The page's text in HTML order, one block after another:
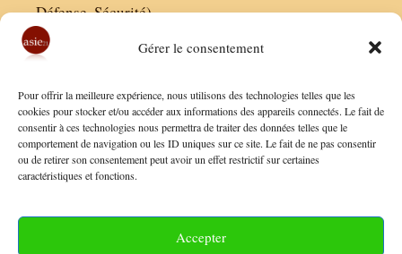
Gérer le consentement
Pour offrir la meilleure expérience, nous utilisons des technologies telles que les
cookies pour stocker et/ou accéder aux informations des appareils connectés. Le fait de
consentir à ces technologies nous permettra de traiter des données telles que le
comportement de navigation ou les ID uniques sur ce site. Le fait de ne pas consentir
ou de retirer son consentement peut avoir un effet restrictif sur certaines
caractéristiques et fonctions.
Accepter
Défense, Sécurité)
Finaldées EURL
Siège social : 13 avenue Boudon, 75016, Paris
Nous contacter
Conditions Générales de Vente